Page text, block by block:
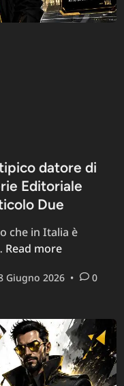
datore di
Editoriale
Due
che in Italia è
Il
di
tipico
datore
di
lavoro
Read more
Giugno 2026 • 0